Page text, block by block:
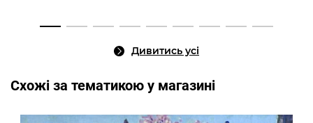
Дивитись усі
Cхожі за тематикою у магазині